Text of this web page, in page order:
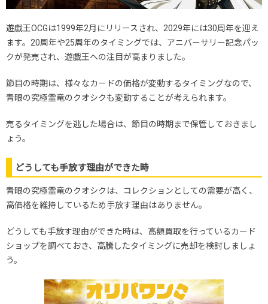
遊戯王OCGは1999年2月にリリースされ、2029年には30周年を迎え
ます。20周年や25周年のタイミングでは、アニバーサリー記念パッ
クが発売され、遊戯王への注目が高まりました。
節目の時期は、様々なカードの価格が変動するタイミングなので、
青眼の究極霊竜のクオシクも変動することが考えられます。
売るタイミングを逃した場合は、節目の時期まで保管しておきまし
ょう。
どうしても手放す理由ができた時
青眼の究極霊竜のクオシクは、コレクションとしての需要が高く、
高価格を維持しているため手放す理由はありません。
どうしても手放す理由ができた時は、高額買取を行っているカード
ショップを調べておき、高騰したタイミングに売却を検討しましょ
う。